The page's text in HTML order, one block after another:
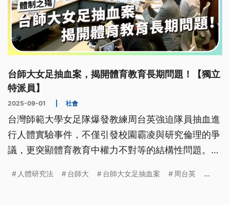
台師大女足抽血案，揭開體育教育長期問題！【獨立
特派員】
2025-09-01 社會
台灣師範大學女足隊爆發教練周台英強迫隊員抽血進
行人體實驗事件，不僅引發校園霸凌與研究倫理的爭
議，更突顯體育教育中權力不對等的結構性問題。事
教育部、國科會及衛福部介入調查，各界高度關注。
人體研究法 台師大 台師大女足抽血案 周台英 ...